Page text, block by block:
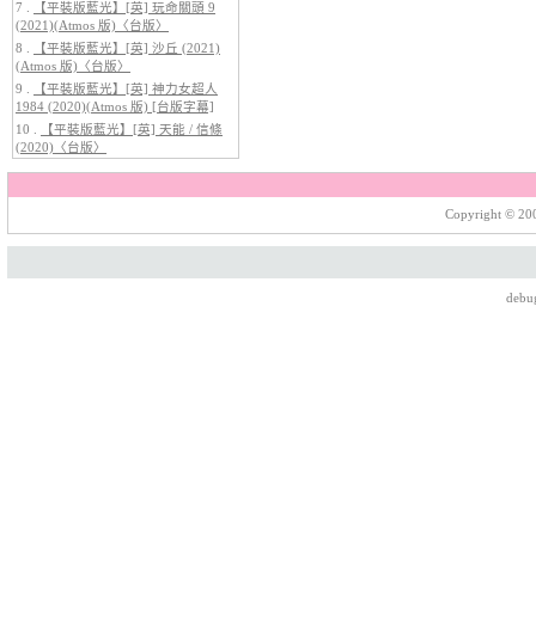
【平裝版藍光】[英] 阿凡達3：火
與燼 (2025)(Atmos 版)〈台版〉
7 .
【平裝版藍光】[英] 玩命關頭 9
(2021)(Atmos 版)〈台版〉
8 .
【平裝版藍光】[英] 沙丘 (2021)
(Atmos 版)〈台版〉
9 .
【平裝版藍光】[英] 神力女超人
1984 (2020)(Atmos 版) [台版字幕]
10 .
【平裝版藍光】[英] 天能 / 信條
(2020)〈台版〉
Copyright ©